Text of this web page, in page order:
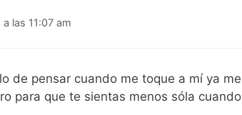
las 11:07 am
de pensar cuando me toque a mí ya
para que te sientas menos sóla